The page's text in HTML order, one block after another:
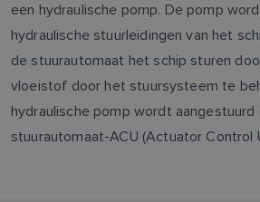
een hydraulische pomp. De pomp
hydraulische stuurleidingen van het
de stuurautomaat het schip sturen
vloeistof door het stuursysteem te
hydraulische pomp wordt
stuurautomaat-ACU (Actuator Control